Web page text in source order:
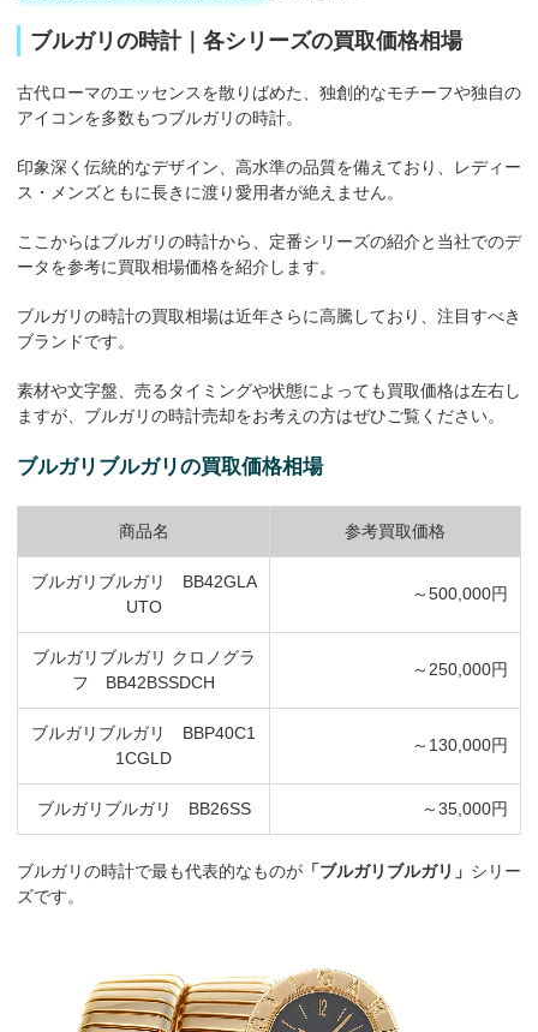
ブルガリの時計｜各シリーズの買取価格相場
古代ローマのエッセンスを散りばめた、独創的なモチーフや独自の
アイコンを多数もつブルガリの時計。
印象深く伝統的なデザイン、高水準の品質を備えており、レディー
ス・メンズともに長きに渡り愛用者が絶えません。
ここからはブルガリの時計から、定番シリーズの紹介と当社でのデ
ータを参考に買取相場価格を紹介します。
ブルガリの時計の買取相場は近年さらに高騰しており、注目すべき
ブランドです。
素材や文字盤、売るタイミングや状態によっても買取価格は左右し
ますが、ブルガリの時計売却をお考えの方はぜひご覧ください。
ブルガリブルガリの買取価格相場
商品名 参考買取価格
ブルガリブルガリ BB42GLA
UTO
～500,000円
ブルガリブルガリ クロノグラ
フ BB42BSSDCH
～250,000円
ブルガリブルガリ BBP40C1
1CGLD
～130,000円
ブルガリブルガリ BB26SS ～35,000円
ブルガリの時計で最も代表的なものが 「ブルガリブルガリ」 シリー
ズです。